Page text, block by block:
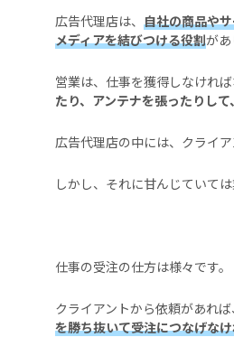
広告代理店は、 自社の商品や
メディアを結びつける役割があ
営業は、仕事を獲得しなけれ
たり、アンテナを張ったりし
広告代理店の中には、クライ
しかし、それに甘んじていて
仕事の受注の仕方は様々です。
クライアントから依頼があれ
を勝ち抜いて受注につなげな